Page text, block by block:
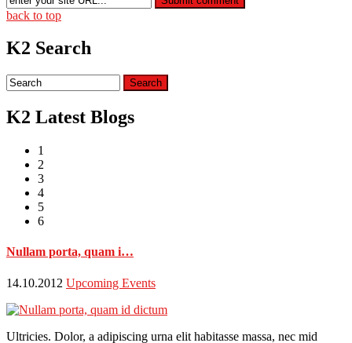
back to top
K2 Search
K2 Latest Blogs
1
2
3
4
5
6
Nullam porta, quam i…
14.10.2012 Upcoming Events
Ultricies. Dolor, a adipiscing urna elit habitasse massa, nec mid